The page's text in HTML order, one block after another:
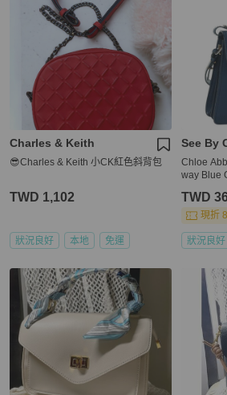
Charles & Keith
😎Charles & Keith 小CK紅色斜背包
TWD 1,102
狀況良好 本地 免運
See By
Chloe
way Blue
TWD
現折
狀況良好